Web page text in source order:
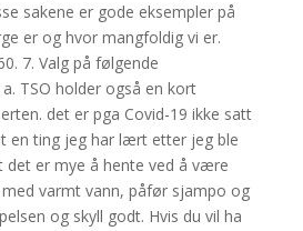
sakene er gode eksempler på
er og hvor mangfoldig vi er.
7. Valg på følgende
TSO holder også en kort
det er pga Covid-19 ikke satt
en ting jeg har lært etter jeg ble
det er mye å hente ved å være
varmt vann, påfør sjampo og
og skyll godt. Hvis du vil ha